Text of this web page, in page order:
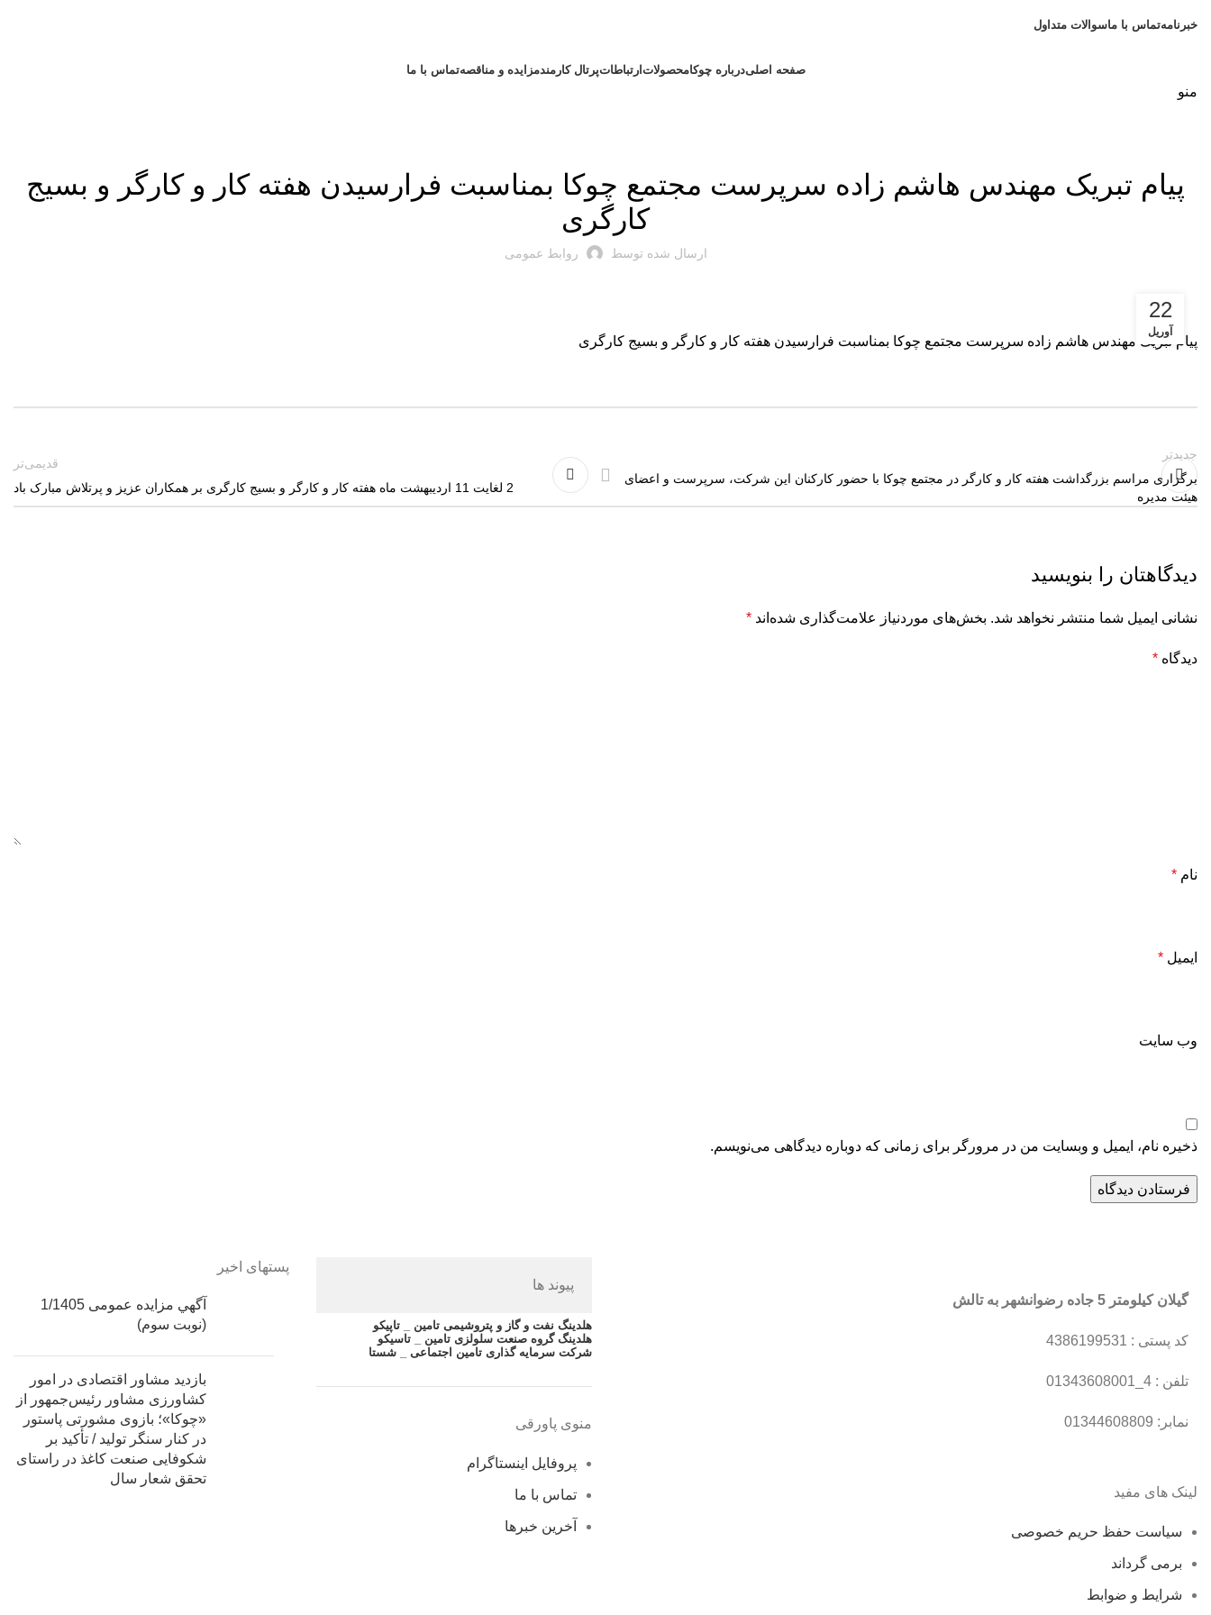
خبرنامهتماس با ماسوالات متداول
صفحه اصلیدرباره چوکامحصولات ارتباطاتپرتال کارمندمزایده و مناقصهتماس با ما
منو
پیام تبریک مهندس هاشم زاده سرپرست مجتمع چوکا بمناسبت فرارسیدن هفته کار و کارگر و بسیج
کارگری
ارسال شده توسط روابط عمومی
22
آوریل
پیام تبریک مهندس هاشم زاده سرپرست مجتمع چوکا بمناسبت فرارسیدن هفته کار و کارگر و بسیج کارگری
جدیدتر
برگزاری مراسم بزرگداشت هفته کار و کارگر در مجتمع چوکا با حضور کارکنان این شرکت، سرپرست و اعضای
هیئت مدیره
قدیمی‌تر
2 لغایت 11 اردیبهشت ماه هفته کار و کارگر و بسیج کارگری بر همکاران عزیز و پرتلاش مبارک باد
دیدگاهتان را بنویسید
نشانی ایمیل شما منتشر نخواهد شد. بخش‌های موردنیاز علامت‌گذاری شده‌اند *
دیدگاه *
نام *
ایمیل *
وب‌ سایت
ذخیره نام، ایمیل و وبسایت من در مرورگر برای زمانی که دوباره دیدگاهی می‌نویسم.
گیلان کیلومتر 5 جاده رضوانشهر به تالش
کد پستی : 4386199531
تلفن : 4_01343608001
نمابر: 01344608809
لینک های مفید
سیاست حفظ حریم خصوصی
برمی گرداند
شرایط و ضوابط
پیوند ها
هلدینگ نفت و گاز و پتروشیمی تامین _ تاپیکو
هلدینگ گروه صنعت سلولزی تامین _ تاسیکو
شرکت سرمایه گذاری تامین اجتماعی _ شستا
منوی پاورقی
پروفایل اینستاگرام
تماس با ما
آخرین خبرها
پستهای اخیر
آگهي مزایده عمومی 1/1405
(نوبت سوم)
بازدید مشاور اقتصادی در امور
کشاورزی مشاور رئیس‌جمهور از
«چوکا»؛ بازوی مشورتی پاستور
در کنار سنگر تولید / تأکید بر
شکوفایی صنعت کاغذ در راستای
تحقق شعار سال